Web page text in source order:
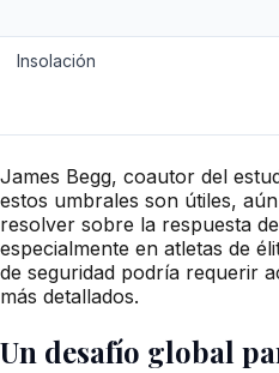
Insolación
James Begg, coautor del
estos umbrales son útiles,
resolver sobre la respuesta
especialmente en atletas de
de seguridad podría requerir
más detallados.
Un desafío global